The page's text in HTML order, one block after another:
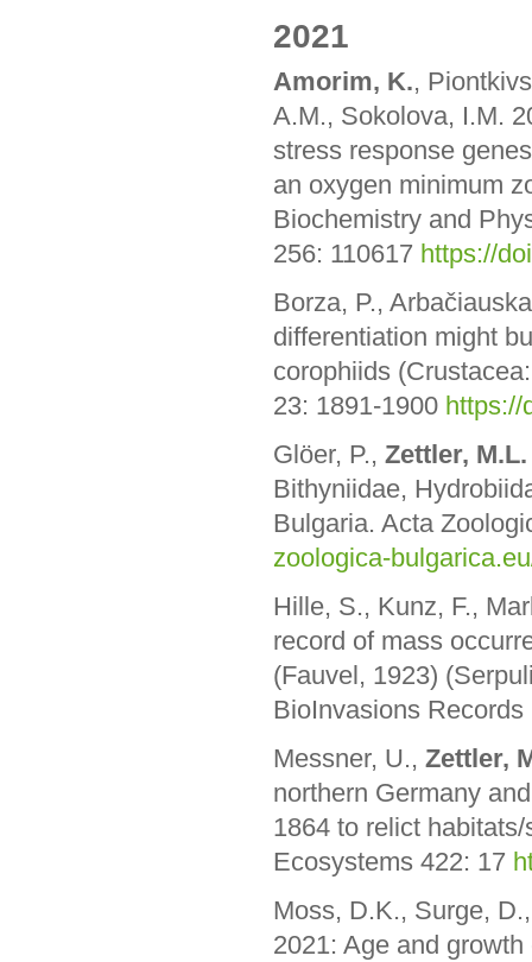
2021
Amorim, K.,
A.M., Sokolova, I.M.
stress response
an oxygen minimum
Biochemistry and
256: 110617 https://
Borza, P.,
differentiation might
corophiids
23: 1891-1900 https://
Glöer, P., Zettler,
Bithyniidae,
Bulgaria. Acta
zoologica-
Hille, S., Kunz, F.,
record of mass
(Fauvel, 1923)
BioInvasions
Messner, U., Zettler,
northern Germany
1864 to relict
Ecosystems 422: 17
Moss, D.K., Surge,
2021: Age and